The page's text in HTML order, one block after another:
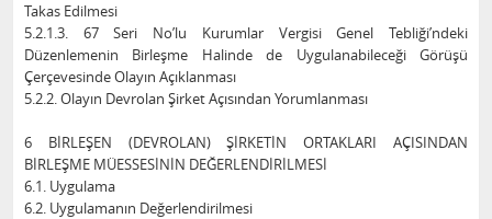
Takas Edilmesi
5.2.1.3. 67 Seri No’lu Kurumlar Vergisi Genel Tebliği’ndeki
Düzenlemenin Birleşme Halinde de Uygulanabileceği Görüşü
Çerçevesinde Olayın Açıklanması
5.2.2. Olayın Devrolan Şirket Açısından Yorumlanması
6 BİRLEŞEN (DEVROLAN) ŞİRKETİN ORTAKLARI AÇISINDAN
BİRLEŞME MÜESSESİNİN DEĞERLENDİRİLMESİ
6.1. Uygulama
6.2. Uygulamanın Değerlendirilmesi